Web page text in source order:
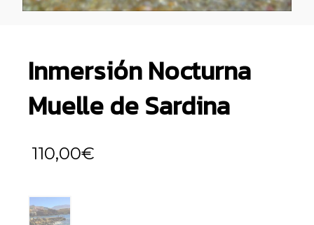
Inmersión Nocturna
Muelle de Sardina
110,00€